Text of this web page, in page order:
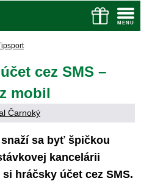
cez SMS –
mobil
Čarnoký
sa byť špičkou
kancelárii
hráčsky účet cez SMS.